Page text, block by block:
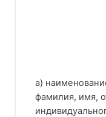
а)
фамилия, имя,